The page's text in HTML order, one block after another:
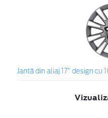
Jantă din aliaj 17" design cu